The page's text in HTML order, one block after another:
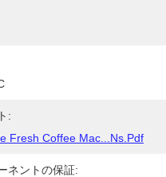
:
Fresh Coffee Mac...ns.pdf
ネントの保証: